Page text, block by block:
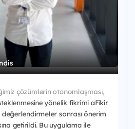
çözümlerin otonomlaşması,
yönelik fikrimi aFikir
sonrası önerim
getirildi. Bu uygulama ile